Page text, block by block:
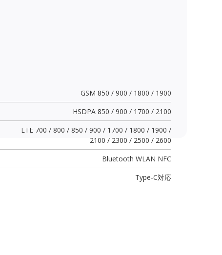
GSM 850 / 900 / 1800 / 1900
HSDPA 850 / 900 / 1700 / 2100
LTE 700 / 800 / 850 / 900 / 1700 / 1800 / 1900 /
2100 / 2300 / 2500 / 2600
Bluetooth WLAN NFC
Type-C対応